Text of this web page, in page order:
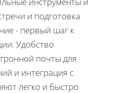
и подготовка
- первый шаг к
Удобство
почты для
и интеграция с
легко и быстро